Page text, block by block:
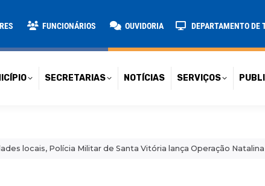
FUNCIONÁRIOS OUVIDORIA DEPARTAMENTO DE
SECRETARIAS NOTÍCIAS SERVIÇOS
locais, Polícia Militar de Santa Vitória lança Operação Natalina